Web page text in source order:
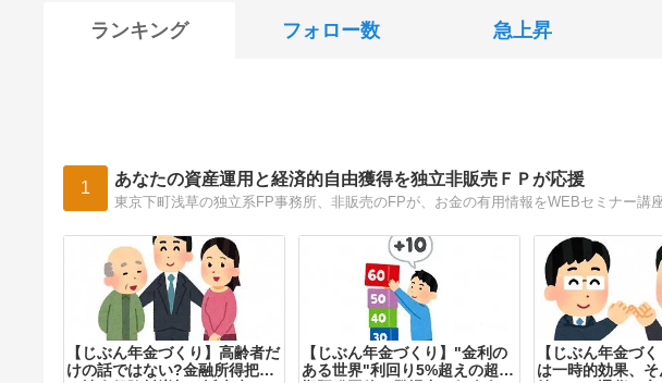
ランキング フォロー数 急上昇
1 あなたの資産運用と経済的自由獲得を独立非販売ＦＰが応援
【じぶん年金づくり】高齢者だ
けの話ではない?金融所得把握
【じぶん年金づくり】"金利の
ある世界"利回り5%超えの超長
【じぶん年金づ
は一時的効果、